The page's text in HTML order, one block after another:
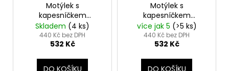
Motýlek s
kapesníčkem
tyrkysová 575-22527
Skladem (4 ks)
440 Kč bez DPH
532 Kč
Motýlek s
kapesníčkem
tyrkysová 575-22526
více jak 5 (>5 ks)
440 Kč bez DPH
532 Kč